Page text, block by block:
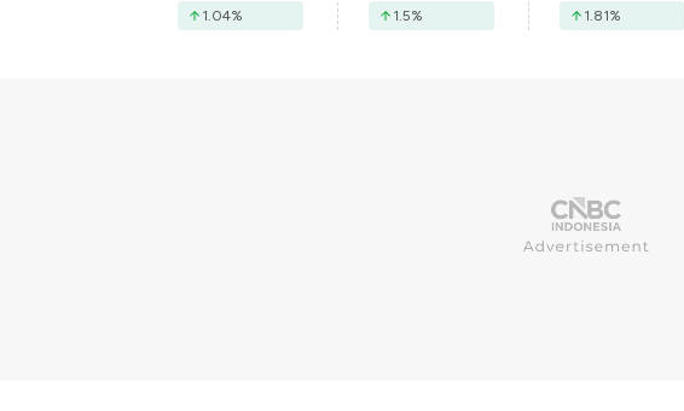
1.04% 1.5% 1.81%